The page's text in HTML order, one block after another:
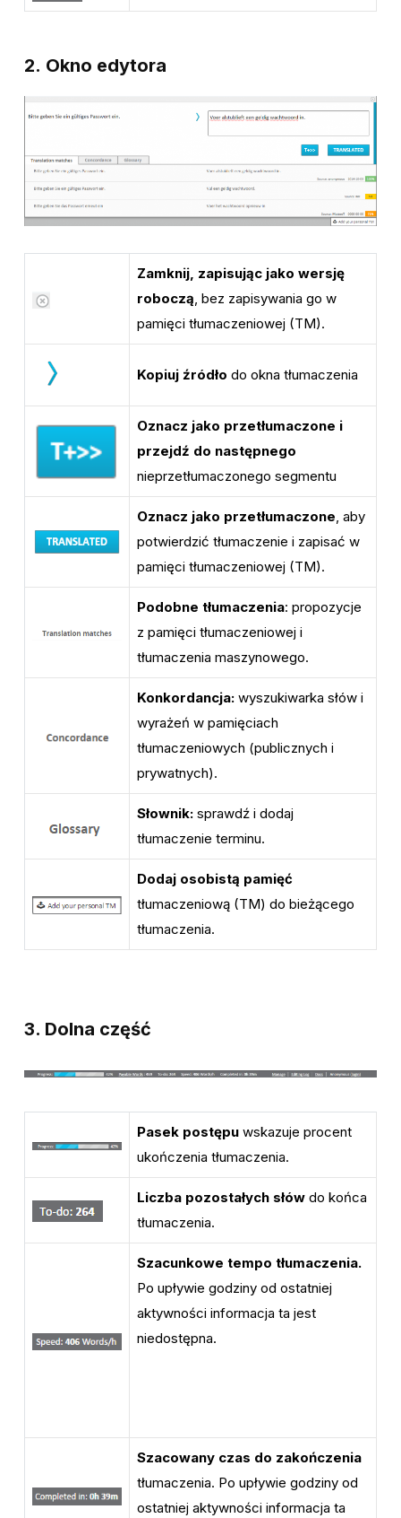
2. Okno edytora
Zamknij, zapisując jako wersję
roboczą, bez zapisywania go w
pamięci tłumaczeniowej (TM).
Kopiuj źródło do okna tłumaczenia
Oznacz jako przetłumaczone i
przejdź do następnego
nieprzetłumaczonego segmentu
Oznacz jako przetłumaczone, aby
potwierdzić tłumaczenie i zapisać w
pamięci tłumaczeniowej (TM).
Podobne tłumaczenia: propozycje
z pamięci tłumaczeniowej i
tłumaczenia maszynowego.
Konkordancja: wyszukiwarka słów i
wyrażeń w pamięciach
tłumaczeniowych (publicznych i
prywatnych).
Słownik: sprawdź i dodaj
tłumaczenie terminu.
Dodaj osobistą pamięć
tłumaczeniową (TM) do bieżącego
tłumaczenia.
3. Dolna część
Pasek postępu wskazuje procent
ukończenia tłumaczenia.
Liczba pozostałych słów do końca
tłumaczenia.
Szacunkowe tempo tłumaczenia.
Po upływie godziny od ostatniej
aktywności informacja ta jest
niedostępna.
Szacowany czas do zakończenia
tłumaczenia. Po upływie godziny od
ostatniej aktywności informacja ta